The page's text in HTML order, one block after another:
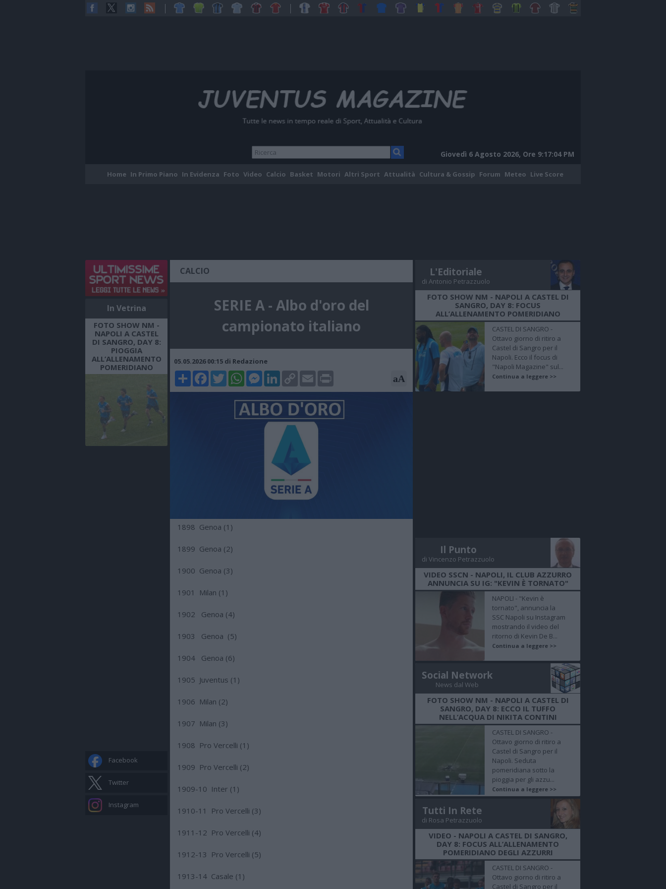
Giovedì 6 Agosto 2026, Ore 9:17:05 PM
Home In Primo Piano In Evidenza Foto Video Calcio Basket Motori Altri Sport Attualità Cultura & Gossip Forum Meteo Live Score
In Vetrina
FOTO SHOW NM -
NAPOLI A CASTEL
DI SANGRO, DAY 8:
PIOGGIA
ALL’ALLENAMENTO
POMERIDIANO
Facebook
Twitter
Instagram
CALCIO
SERIE A - Albo d'oro del
campionato italiano
05.05.2026 00:15 di Redazione
ShareFacebookTwitterWhatsAppMessenger
LinkedIn
Copy
Link
Email Print aA
1898 Genoa (1)
1899 Genoa (2)
1900 Genoa (3)
1901 Milan (1)
1902 Genoa (4)
1903 Genoa (5)
1904 Genoa (6)
1905 Juventus (1)
1906 Milan (2)
1907 Milan (3)
1908 Pro Vercelli (1)
1909 Pro Vercelli (2)
1909-10 Inter (1)
1910-11 Pro Vercelli (3)
1911-12 Pro Vercelli (4)
1912-13 Pro Vercelli (5)
1913-14 Casale (1)
L'Editoriale
di Antonio Petrazzuolo
FOTO SHOW NM - NAPOLI A CASTEL DI
SANGRO, DAY 8: FOCUS
ALL’ALLENAMENTO POMERIDIANO
CASTEL DI SANGRO -
Ottavo giorno di ritiro a
Castel di Sangro per il
Napoli. Ecco il focus di
"Napoli Magazine" sul...
Continua a leggere >>
Il Punto
di Vincenzo Petrazzuolo
VIDEO SSCN - NAPOLI, IL CLUB AZZURRO
ANNUNCIA SU IG: "KEVIN È TORNATO"
NAPOLI - "Kevin è
tornato", annuncia la
SSC Napoli su Instagram
mostrando il video del
ritorno di Kevin De B...
Continua a leggere >>
Social Network
News dal Web
FOTO SHOW NM - NAPOLI A CASTEL DI
SANGRO, DAY 8: ECCO IL TUFFO
NELL’ACQUA DI NIKITA CONTINI
CASTEL DI SANGRO -
Ottavo giorno di ritiro a
Castel di Sangro per il
Napoli. Seduta
pomeridiana sotto la
pioggia per gli azzu...
Continua a leggere >>
Tutti In Rete
di Rosa Petrazzuolo
VIDEO - NAPOLI A CASTEL DI SANGRO,
DAY 8: FOCUS ALL’ALLENAMENTO
POMERIDIANO DEGLI AZZURRI
CASTEL DI SANGRO -
Ottavo giorno di ritiro a
Castel di Sangro per il